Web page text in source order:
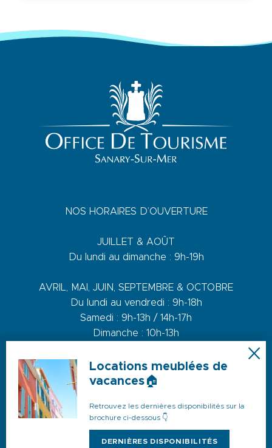
NOS HORAIRES D’OUVERTURE
JUILLET & AOÛT
Du lundi au dimanche : 9h-19h
AVRIL, MAI, JUIN, SEPTEMBRE & OCTOBRE
Du lundi au vendredi : 9h-18h
Samedi : 9h-13h / 14h-17h
Dimanche : 10h-13h
DE NOVEMBRE A MARS
Du lundi au vendredi : 9h-12h30 / 14h-17h30
Samedi : 9h-12h30 / 14h-17h
Locations meublées de
vacances🏠
Retrouvez les dernières disponibilités sur la
brochure ci-dessous 👇
DERNIÈRES DISPONIBILITÉS